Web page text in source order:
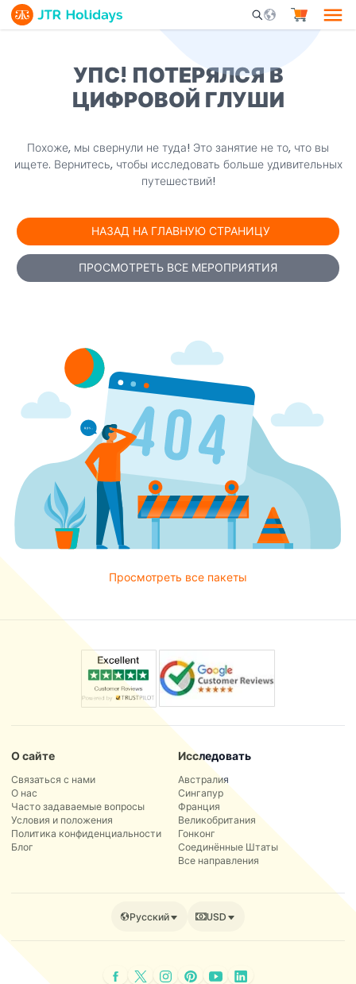
Mobile Search
УПС! ПОТЕРЯЛСЯ В
ЦИФРОВОЙ ГЛУШИ
Похоже, мы свернули не туда! Это занятие не то, что вы
ищете. Вернитесь, чтобы исследовать больше удивительных
путешествий!
НАЗАД НА ГЛАВНУЮ СТРАНИЦУ
ПРОСМОТРЕТЬ ВСЕ МЕРОПРИЯТИЯ
Просмотреть все пакеты
О сайте
Связаться с нами
О нас
Часто задаваемые вопросы
Условия и положения
Политика конфиденциальности
Блог
Исследовать
Австралия
Сингапур
Франция
Великобритания
Гонконг
Соединённые Штаты
Все направления
Русский USD